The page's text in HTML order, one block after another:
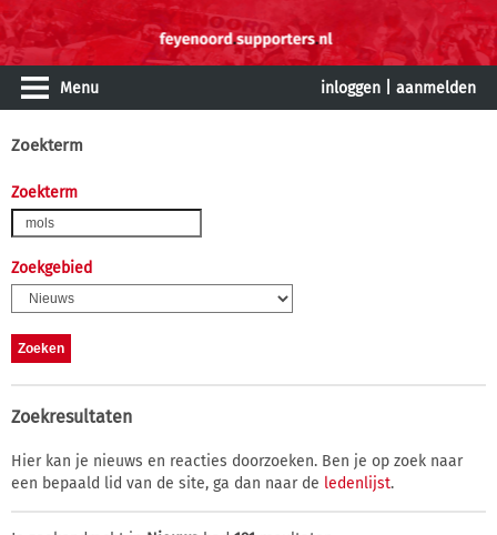
Menu inloggen aanmelden
Zoekterm
Zoekterm
Zoekgebied
Zoekresultaten
Hier kan je nieuws en reacties doorzoeken. Ben je op zoek naar
een bepaald lid van de site, ga dan naar de ledenlijst.